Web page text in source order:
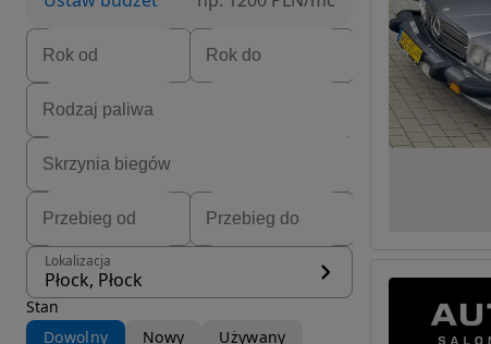
Lokalizacja
Płock, Płock
Stan
Dowolny
Nowy
Używany